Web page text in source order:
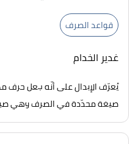
قواعد الصرف
غدير الخدام
يُعرّف الإبدال على أنّه جعل حرف
صيغة محدّدة في الصرف وهي